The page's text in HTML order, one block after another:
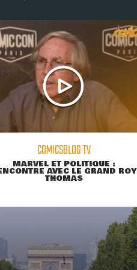
COMICSBLOG TV
MARVEL ET POLITIQUE :
AVEC LE GRAND ROY
THOMAS